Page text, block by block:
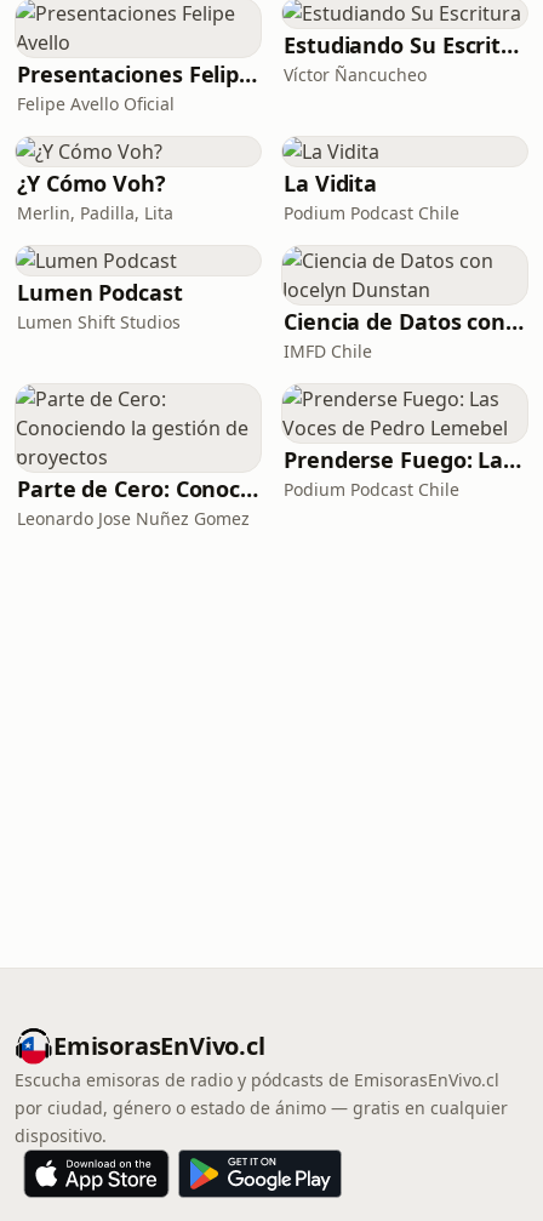
Presentaciones Felipe Avello
Felipe Avello Oficial
Estudiando Su Escritura
Víctor Ñancucheo
¿Y Cómo Voh?
Merlin, Padilla, Lita
La Vidita
Podium Podcast Chile
Lumen Podcast
Lumen Shift Studios Ciencia de Datos con Jocelyn Dunstan
IMFD Chile
Parte de Cero: Conociendo la gestión de proyectos
Leonardo Jose Nuñez Gomez
Prenderse Fuego: Las Voces de Pedro Lemebel
Podium Podcast Chile
EmisorasEnVivo.cl
Escucha emisoras de radio y pódcasts de EmisorasEnVivo.cl
por ciudad, género o estado de ánimo — gratis en cualquier
dispositivo.